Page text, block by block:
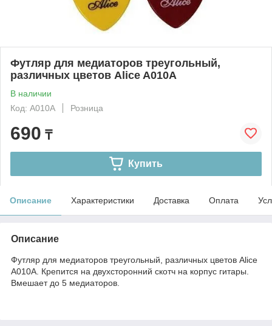
Футляр для медиаторов треугольный,
различных цветов Alice A010A
В наличии
Код: A010A
Розница
690 ₸
Купить
Описание Характеристики Доставка Оплата
Описание
Футляр для медиаторов треугольный, различных цветов Alice
A010A. Крепится на двухсторонний скотч на корпус гитары.
Вмешает до 5 медиаторов.